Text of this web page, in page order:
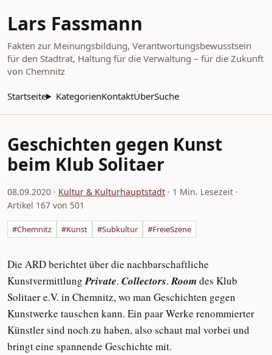
Lars Fassmann
Fakten zur Meinungsbildung, Verantwortungsbewusstsein
für den Stadtrat, Haltung für die Verwaltung – für die Zukunft
von Chemnitz
Startseite KategorienKontaktÜberSuche
Geschichten gegen Kunst
beim Klub Solitaer
08.09.2020 · Kultur & Kulturhauptstadt · 1 Min. Lesezeit ·
Artikel 167 von 501
#Chemnitz #Kunst #Subkultur #FreieSzene
Die ARD berichtet über die nachbarschaftliche
Kunstvermittlung 𝑷𝒓𝒊𝒗𝒂𝒕𝒆. 𝑪𝒐𝒍𝒍𝒆𝒄𝒕𝒐𝒓𝒔. 𝑹𝒐𝒐𝒎 des Klub
Solitaer e.V. in Chemnitz, wo man Geschichten gegen
Kunstwerke tauschen kann. Ein paar Werke renommierter
Künstler sind noch zu haben, also schaut mal vorbei und
bringt eine spannende Geschichte mit.